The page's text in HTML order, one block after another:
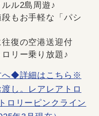
ル2島周遊♪
もお手軽な「パシ
復の空港送迎付
リー乗り放題♪
へ◆詳細はこちら※
し。レアレアトロ
ロリーピンクライン